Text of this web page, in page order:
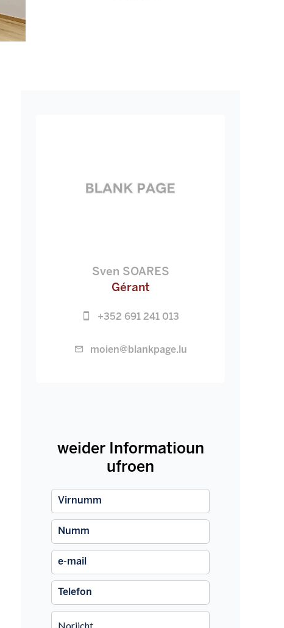
Sven SOARES
Gérant
+352 691 241 013
moien@blankpage.lu
weider Informatioun
ufroen